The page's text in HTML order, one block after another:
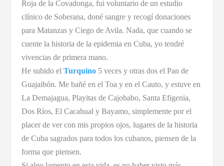
Roja de la Covadonga, fui voluntario de un estudio
clínico de Soberana, doné sangre y recogí donaciones
para Matanzas y Ciego de Avila. Nada, que cuando se
cuente la historia de la epidemia en Cuba, yo tendré
vivencias de primera mano.
He subido el Turquino 5 veces y otras dos el Pan de
Guajaibón. Me bañé en el Toa y en el Cauto, y estuve en
La Demajagua, Playitas de Cajobabo, Santa Efigenia,
Dos Ríos, El Cacahual y Bayamo, simplemente por el
placer de ver con mis propios ojos, lugares de la historia
de Cuba sagrados para todos los cubanos, piensen de la
forma que piensen.